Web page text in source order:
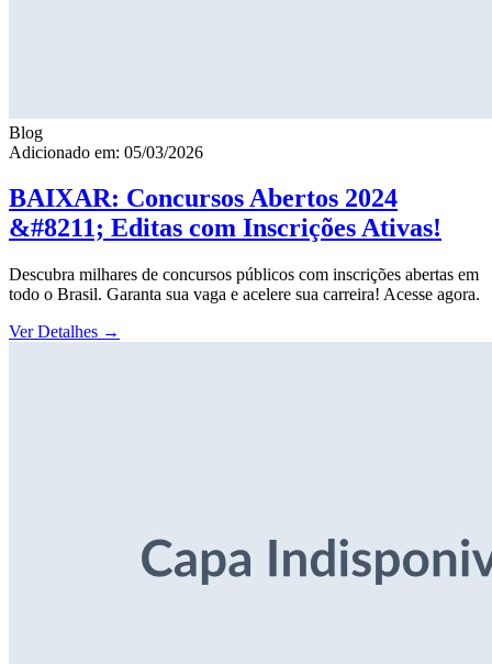
Blog
Adicionado em: 05/03/2026
BAIXAR: Concursos Abertos 2024
&#8211; Editas com Inscrições Ativas!
Descubra milhares de concursos públicos com inscrições abertas em
todo o Brasil. Garanta sua vaga e acelere sua carreira! Acesse agora.
Ver Detalhes →